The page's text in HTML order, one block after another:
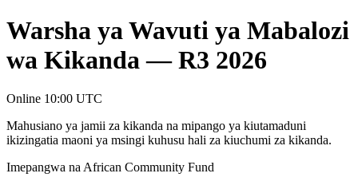
Warsha ya Wavuti ya Mabalozi
wa Kikanda — R3 2026
Online 10:00 UTC
Mahusiano ya jamii za kikanda na mipango ya kiutamaduni
ikizingatia maoni ya msingi kuhusu hali za kiuchumi za kikanda.
Imepangwa naAfrican Community Fund